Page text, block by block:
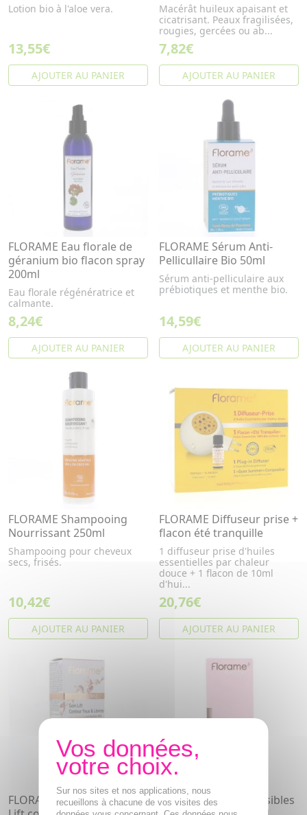
Lotion bio à l'aloe vera.
13,55€
AJOUTER AU PANIER
Macérât huileux apaisant et
cicatrisant. Peaux fragilisées,
rougies, gercées ou ab...
7,82€
AJOUTER AU PANIER
FLORAME Eau florale de
géranium bio flacon spray
200ml
Eau florale régénératrice et
calmante.
8,24€
AJOUTER AU PANIER
FLORAME Sérum Anti-
Pellicullaire Bio 50ml
Sérum anti-pelliculaire aux
prébiotiques et menthe bio.
14,59€
AJOUTER AU PANIER
FLORAME Shampooing
Nourrissant 250ml
Shampooing pour cheveux
secs, frisés.
10,42€
AJOUTER AU PANIER
FLORAME Diffuseur prise +
flacon été tranquille
1 diffuseur prise d'huiles
essentielles par chaleur
douce + 1 flacon de 10ml
d'hui...
20,76€
AJOUTER AU PANIER
FLORAME Age Intense Soin
FLORAME Peaux Sensibles
Sur nos sites et nos applications, nous
recueillons à chacune de vos visites des